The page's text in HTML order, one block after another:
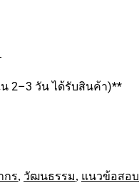
2–3 วัน ได้รับสินค้า)**
กร, วัฒนธรรม, แนวข้อสอบ